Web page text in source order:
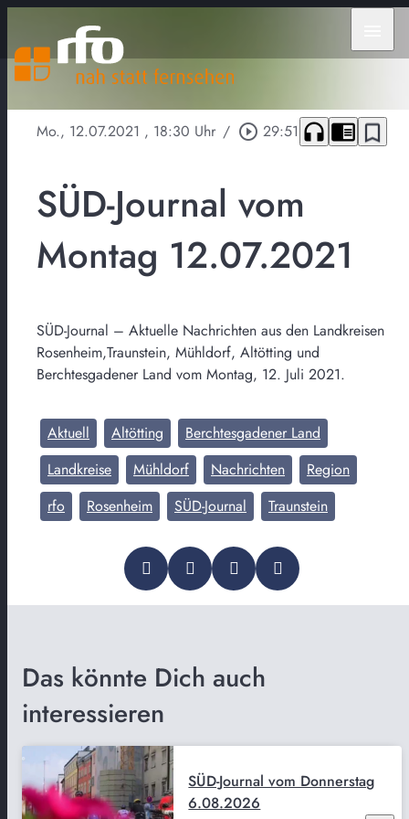
Mo., 12.07.2021 , 18:30 Uhr / play_circle_outline 29:51 headphones chrome_reader_mode bookmark_border
SÜD-Journal vom
Montag 12.07.2021
SÜD-Journal – Aktuelle Nachrichten aus den Landkreisen
Rosenheim,Traunstein, Mühldorf, Altötting und
Berchtesgadener Land vom Montag, 12. Juli 2021.
Aktuell Altötting
Berchtesgadener Land
Landkreise
Mühldorf Nachrichten
Region
rfo
Rosenheim SÜD-Journal Traunstein
Das könnte Dich auch
interessieren
SÜD-Journal vom Donnerstag
6.08.2026